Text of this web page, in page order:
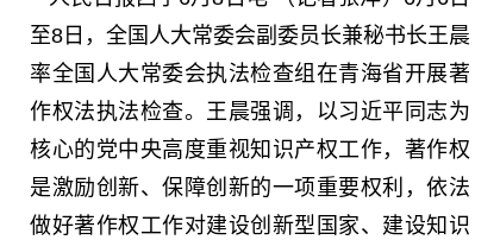
至8日，全国人大常委会副委员长兼秘书长王晨
率全国人大常委会执法检查组在青海省开展著
作权法执法检查。王晨强调，以习近平同志为
核心的党中央高度重视知识产权工作，著作权
是激励创新、保障创新的一项重要权利，依法
做好著作权工作对建设创新型国家、建设知识